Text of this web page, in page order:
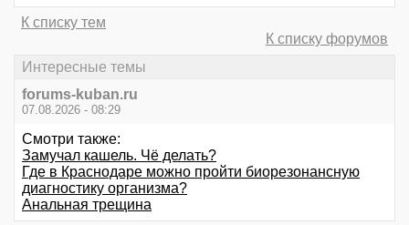
К списку тем
К списку форумов
Интересные темы
forums-kuban.ru
07.08.2026 - 08:29
Смотри также:
Замучал кашель. Чё делать?
Где в Краснодаре можно пройти биорезонансную
диагностику организма?
Анальная трещина